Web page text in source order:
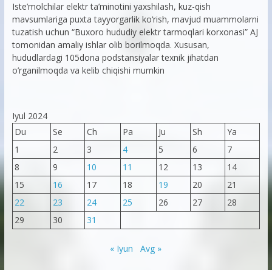
Iste’molchilar elektr ta’minotini yaxshilash, kuz-qish
mavsumlariga puxta tayyorgarlik ko‘rish, mavjud muammolarni
tuzatish uchun “Buxoro hududiy elektr tarmoqlari korxonasi” AJ
tomonidan amaliy ishlar olib borilmoqda. Xususan,
hududlardagi 105dona podstansiyalar texnik jihatdan
o’rganilmoqda va kelib chiqishi mumkin
Iyul 2024
Du
Se Ch Pa Ju Sh
Ya
1
2 3 4 5 6
7
8
9 10 11 12 13
14
15
16 17 18 19 20
21
22
23 24 25 26 27
28
29
30 31
« Iyun Avg »